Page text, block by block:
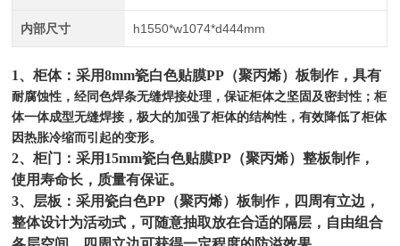
内部尺寸 h1550*w1074*d444mm
1、柜体：采用8mm瓷白色贴膜PP（聚丙烯）板制作，具有
耐腐蚀性，经同色焊条无缝焊接处理，保证柜体之坚固及密封性；柜
体一体成型无缝焊接，极大的加强了柜体的结构性，有效降低了柜体
因热胀冷缩而引起的变形。
2、柜门：采用15mm瓷白色贴膜PP（聚丙烯）整板制作，
使用寿命长，质量有保证。
3、层板：采用瓷白色PP（聚丙烯）板制作，四周有立边，
整体设计为活动式，可随意抽取放在合适的隔层，自由组合